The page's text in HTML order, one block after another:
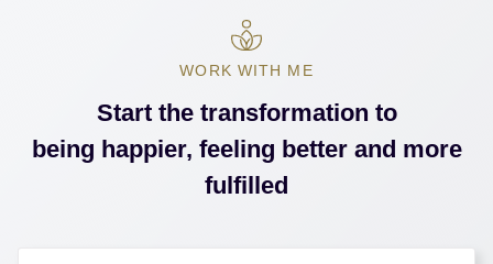
WORK WITH ME
Start the transformation to
being happier, feeling better and more
fulfilled